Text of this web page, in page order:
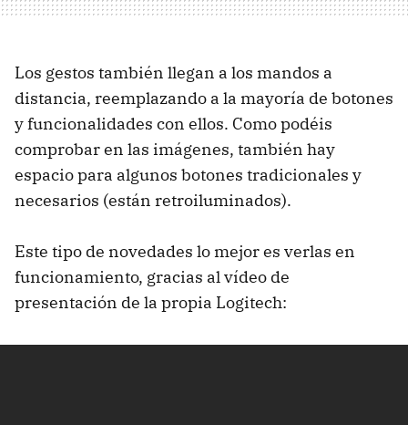
Los gestos también llegan a los mandos a
distancia, reemplazando a la mayoría de botones
y funcionalidades con ellos. Como podéis
comprobar en las imágenes, también hay
espacio para algunos botones tradicionales y
necesarios (están retroiluminados).
Este tipo de novedades lo mejor es verlas en
funcionamiento, gracias al vídeo de
presentación de la propia Logitech: